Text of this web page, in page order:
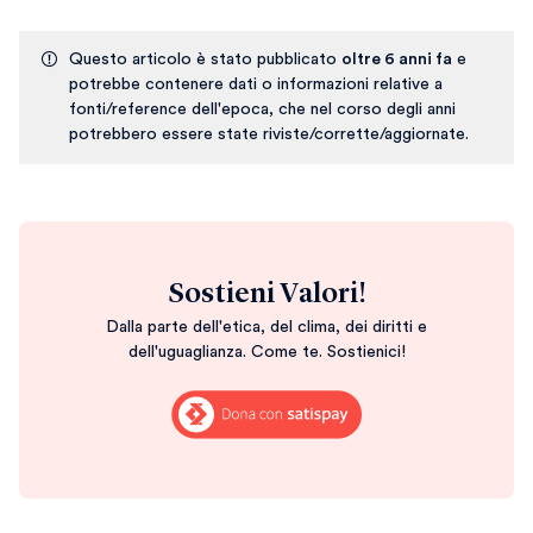
Questo articolo è stato pubblicato oltre 6 anni fa e
potrebbe contenere dati o informazioni relative a
fonti/reference dell'epoca, che nel corso degli anni
potrebbero essere state riviste/corrette/aggiornate.
Sostieni Valori!
Dalla parte dell'etica, del clima, dei diritti e
dell'uguaglianza. Come te. Sostienici!